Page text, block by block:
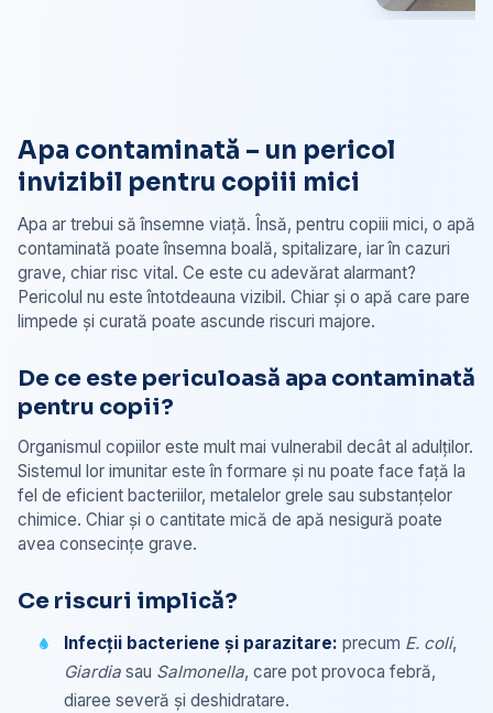
Apa contaminată – un pericol
invizibil pentru copiii mici
Apa ar trebui să însemne viață. Însă, pentru copiii mici, o apă
contaminată poate însemna boală, spitalizare, iar în cazuri
grave, chiar risc vital. Ce este cu adevărat alarmant?
Pericolul nu este întotdeauna vizibil. Chiar și o apă care pare
limpede și curată poate ascunde riscuri majore.
De ce este periculoasă apa contaminată
pentru copii?
Organismul copiilor este mult mai vulnerabil decât al adulților.
Sistemul lor imunitar este în formare și nu poate face față la
fel de eficient bacteriilor, metalelor grele sau substanțelor
chimice. Chiar și o cantitate mică de apă nesigură poate
avea consecințe grave.
Ce riscuri implică?
Infecții bacteriene și parazitare: precum E. coli,
Giardia sau Salmonella, care pot provoca febră,
diaree severă și deshidratare.